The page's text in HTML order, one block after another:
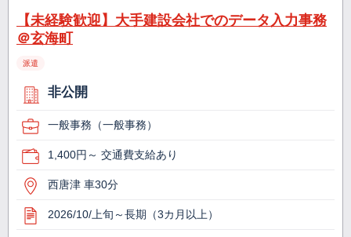
【未経験歓迎】大手建設会社でのデータ入力事務
＠玄海町
派遣
非公開
一般事務（一般事務）
1,400円～ 交通費支給あり
西唐津 車30分
2026/10/上旬～長期（3カ月以上）